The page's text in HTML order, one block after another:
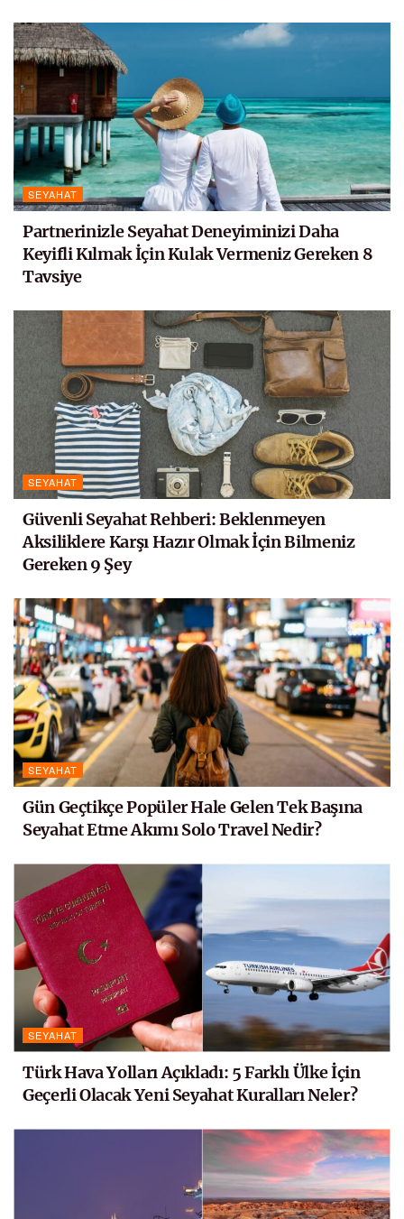
SEYAHAT
Partnerinizle Seyahat Deneyiminizi Daha
Keyifli Kılmak İçin Kulak Vermeniz Gereken 8
Tavsiye
SEYAHAT
Güvenli Seyahat Rehberi: Beklenmeyen
Aksiliklere Karşı Hazır Olmak İçin Bilmeniz
Gereken 9 Şey
SEYAHAT
Gün Geçtikçe Popüler Hale Gelen Tek Başına
Seyahat Etme Akımı Solo Travel Nedir?
SEYAHAT
Türk Hava Yolları Açıkladı: 5 Farklı Ülke İçin
Geçerli Olacak Yeni Seyahat Kuralları Neler?